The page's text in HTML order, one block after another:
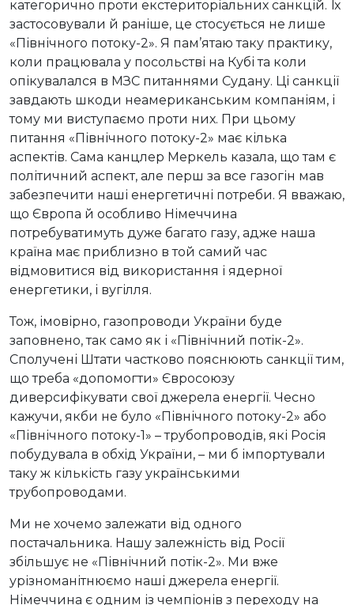
категорично проти екстериторіальних санкцій. Їх
застосовували й раніше, це стосується не лише
«Північного потоку-2». Я пам’ятаю таку практику,
коли працювала у посольстві на Кубі та коли
опікувалался в МЗС питаннями Судану. Ці санкції
завдають шкоди неамериканським компаніям, і
тому ми виступаємо проти них. При цьому
питання «Північного потоку-2» має кілька
аспектів. Сама канцлер Меркель казала, що там є
політичний аспект, але перш за все газогін мав
забезпечити наші енергетичні потреби. Я вважаю,
що Європа й особливо Німеччина
потребуватимуть дуже багато газу, адже наша
країна має приблизно в той самий час
відмовитися від використання і ядерної
енергетики, і вугілля.
Тож, імовірно, газопроводи України буде
заповнено, так само як і «Північний потік-2».
Сполучені Штати частково пояснюють санкції тим,
що треба «допомогти» Євросоюзу
диверсифікувати свої джерела енергії. Чесно
кажучи, якби не було «Північного потоку-2» або
«Північного потоку-1» – трубопроводів, які Росія
побудувала в обхід України, – ми б імпортували
таку ж кількість газу українськими
трубопроводами.
Ми не хочемо залежати від одного
постачальника. Нашу залежність від Росії
збільшує не «Північний потік-2». Ми вже
урізноманітнюємо наші джерела енергії.
Німеччина є одним із чемпіонів з переходу на